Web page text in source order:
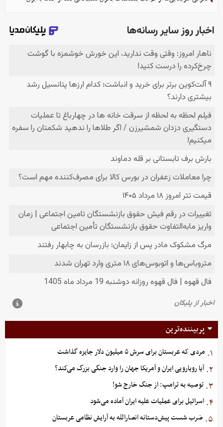
پربیننده‌ترین
۱. مردی که عربستان برای سرش ۵ میلیون دلار جایزه گذاشت
۲. آیا رویارویی ایران و آمریکا جهان را وارد جنگی بزرگ می‌کند؟
۳. توصیه به ترامپ: از جنگ خارج شو!
۴. اسرائیل برای عملیات علیه ایران آماده می‌شود
۵. ضرب شست پیش‌دستانه انصارالله به آرایش نظامی عربستان